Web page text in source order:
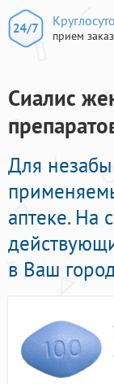
прием
Сиалис
Для
аптеке. На
в Ваш